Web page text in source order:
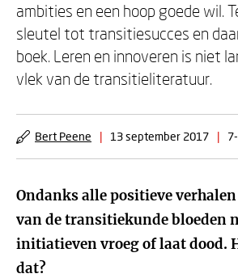
ambities en een hoop goede wil.
sleutel tot transitiesucces en
boek. Leren en innoveren is niet
vlek van de transitieliteratuur.
Bert Peene | 13 september 2017 |
Ondanks alle positieve
van de transitiekunde bloeden
initiatieven vroeg of laat dood.
dat?